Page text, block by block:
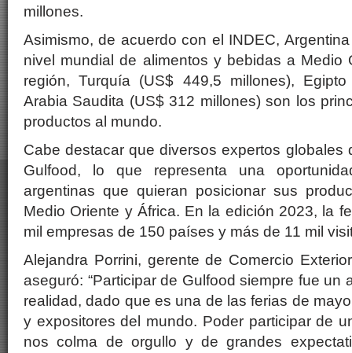
millones.
Asimismo, de acuerdo con el INDEC,
nivel mundial de alimentos y bebidas a Medio
región, Turquía (US$ 449,5 millones),
Arabia Saudita (US$ 312 millones) son los
productos al mundo.
Cabe destacar que diversos expertos globales
Gulfood, lo que representa una
argentinas que quieran posicionar sus
Medio Oriente y África. En la edición 2023, la
mil empresas de 150 países y más de 11 mil
Alejandra Porrini, gerente de Comercio
aseguró: “Participar de Gulfood siempre fue un
realidad, dado que es una de las ferias de
y expositores del mundo. Poder participar de
nos colma de orgullo y de grandes